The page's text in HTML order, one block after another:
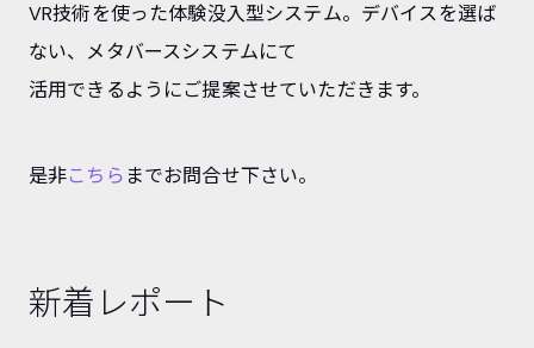
VR技術を使った体験没入型システム。デバイスを選ば
ない、メタバースシステムにて
活用できるようにご提案させていただきます。
是非こちら までお問合せ下さい。
新着レポート